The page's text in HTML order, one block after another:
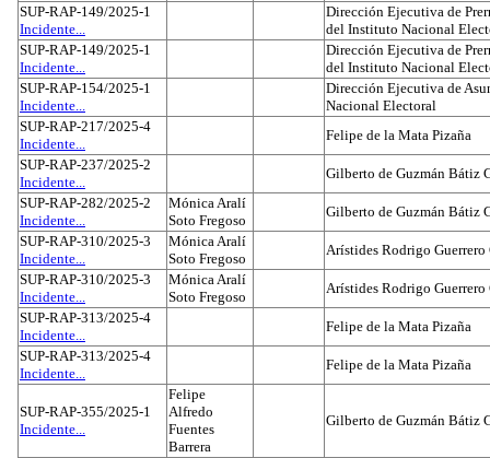
SUP-RAP-149/2025-1
Incidente...
Dirección Ejecutiva de
del Instituto Nacional
SUP-RAP-149/2025-1
Incidente...
Dirección Ejecutiva de
del Instituto Nacional
SUP-RAP-154/2025-1
Incidente...
Dirección Ejecutiva de
Nacional Electoral
SUP-RAP-217/2025-4
Incidente...
Felipe de la Mata Pizaña
SUP-RAP-237/2025-2
Incidente...
Gilberto de Guzmán Bátiz
SUP-RAP-282/2025-2
Incidente...
Mónica Aralí
Soto Fregoso
Gilberto de Guzmán Bátiz
SUP-RAP-310/2025-3
Incidente...
Mónica Aralí
Soto Fregoso
Arístides Rodrigo Guerrero
SUP-RAP-310/2025-3
Incidente...
Mónica Aralí
Soto Fregoso
Arístides Rodrigo Guerrero
SUP-RAP-313/2025-4
Incidente...
Felipe de la Mata Pizaña
SUP-RAP-313/2025-4
Incidente...
Felipe de la Mata Pizaña
SUP-RAP-355/2025-1
Incidente...
Felipe
Alfredo
Fuentes
Barrera
Gilberto de Guzmán Bátiz